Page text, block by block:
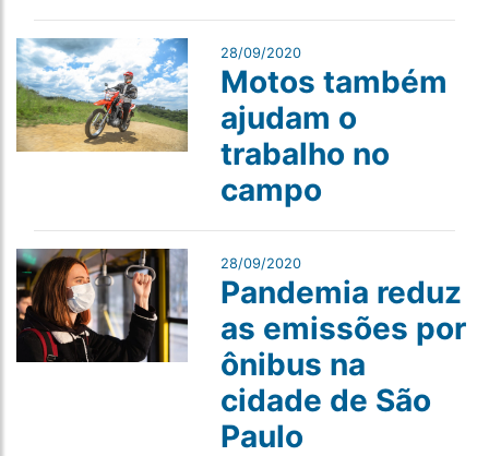
28/09/2020
Motos também
ajudam o
trabalho no
campo
28/09/2020
Pandemia reduz
as emissões por
ônibus na
cidade de São
Paulo